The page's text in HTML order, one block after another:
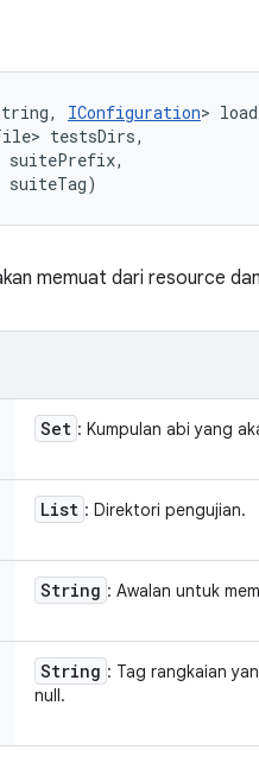
IConfiguration>
testsDirs,
suitePrefix,
suiteTag)
memuat dari resource
Set : Kumpulan abi yang
List : Direktori pengujian.
String : Awalan untuk
String : Tag rangkaian
null.